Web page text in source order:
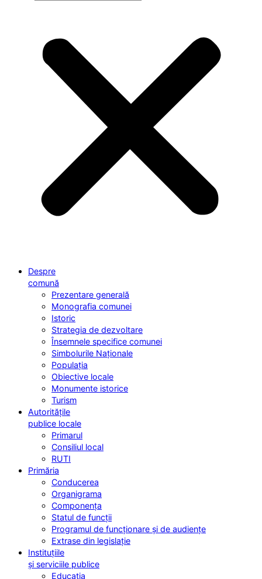
Despre
comună
Prezentare generală
Monografia comunei
Istoric
Strategia de dezvoltare
Însemnele specifice comunei
Simbolurile Naționale
Populația
Obiective locale
Monumente istorice
Turism
Autoritățile
publice locale
Primarul
Consiliul local
RUTI
Primăria
Conducerea
Organigrama
Componența
Statul de funcții
Programul de funcționare și de audiențe
Extrase din legislație
Instituțiile
și serviciile publice
Educația